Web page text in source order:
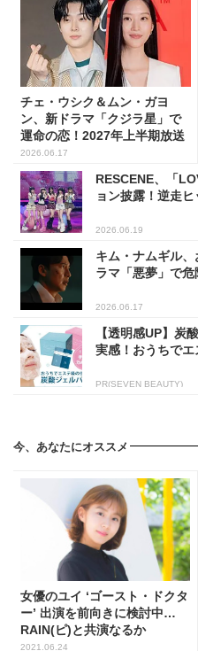
チェ・ウシク＆ムン・ガヨ
ン、新ドラマ「クジラ星」で
運命の恋！2027年上半期放送
2026.06.17
RESCENE、「
ョン披露！逆走
2026.06.19
キム・ナムギル
ラマ「悪夢」で
2026.06.17
【透明感UP】炭
実感！おうちで
PR(SEVEN BEAUTY)
今、あなたにオススメ
女優のユイ ‘ゴースト・ドクタ
ー’ 出演を前向きに検討中…
RAIN(ピ)と共演なるか
2021.06.24